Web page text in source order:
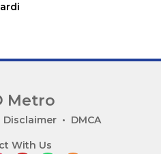
Metro
Disclaimer DMCA
With Us